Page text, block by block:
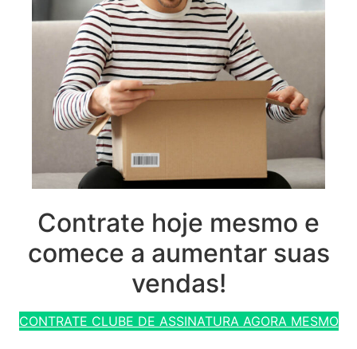
Contrate hoje mesmo e
comece a aumentar suas
vendas!
CONTRATE CLUBE DE ASSINATURA AGORA MESMO